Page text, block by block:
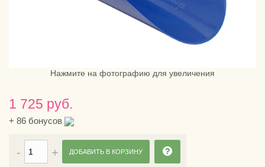
Нажмите на фотографию для увеличения
1 725 руб.
+ 86 бонусов
ДОБАВИТЬ В КОРЗИНУ